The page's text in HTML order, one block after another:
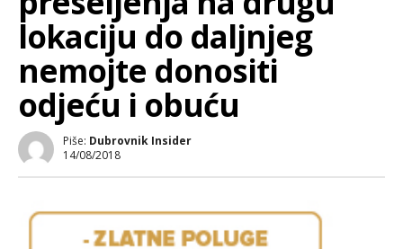
lokaciju do daljnjeg
nemojte donositi
odjeću i obuću
Piše: Dubrovnik Insider
14/08/2018